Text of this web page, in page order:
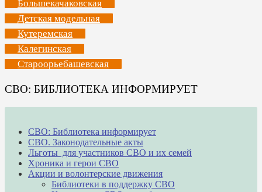
Большекачаковская
Детская модельная
Кутеремская
Калегинская
Староорьебашевская
СВО: БИБЛИОТЕКА ИНФОРМИРУЕТ
СВО: Библиотека информирует
СВО. Законодательные акты
Льготы для участников СВО и их семей
Хроника и герои СВО
Акции и волонтерские движения
Библиотеки в поддержку СВО